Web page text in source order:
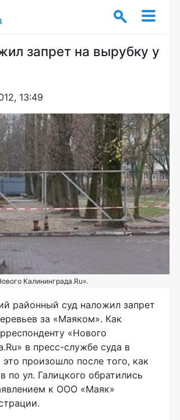
запрет на вырубку у
13:49
Калининграда.Ru».
районный суд наложил запрет
за «Маяком». Как
«Нового
в пресс-службе суда в
это произошло после того, как
по ул. Галицкого обратились
к ООО «Маяк»